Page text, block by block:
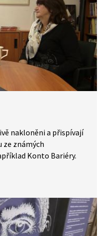
nakloněni a přispívají
ze známých
Konto Bariéry.